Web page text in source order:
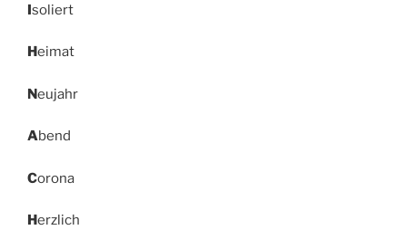
Isoliert
Heimat
Neujahr
Abend
Corona
Herzlich